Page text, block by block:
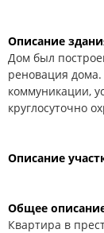
Описание
Дом был
реновация
коммуникации,
круглосуточно
Описание
Общее
Квартира в